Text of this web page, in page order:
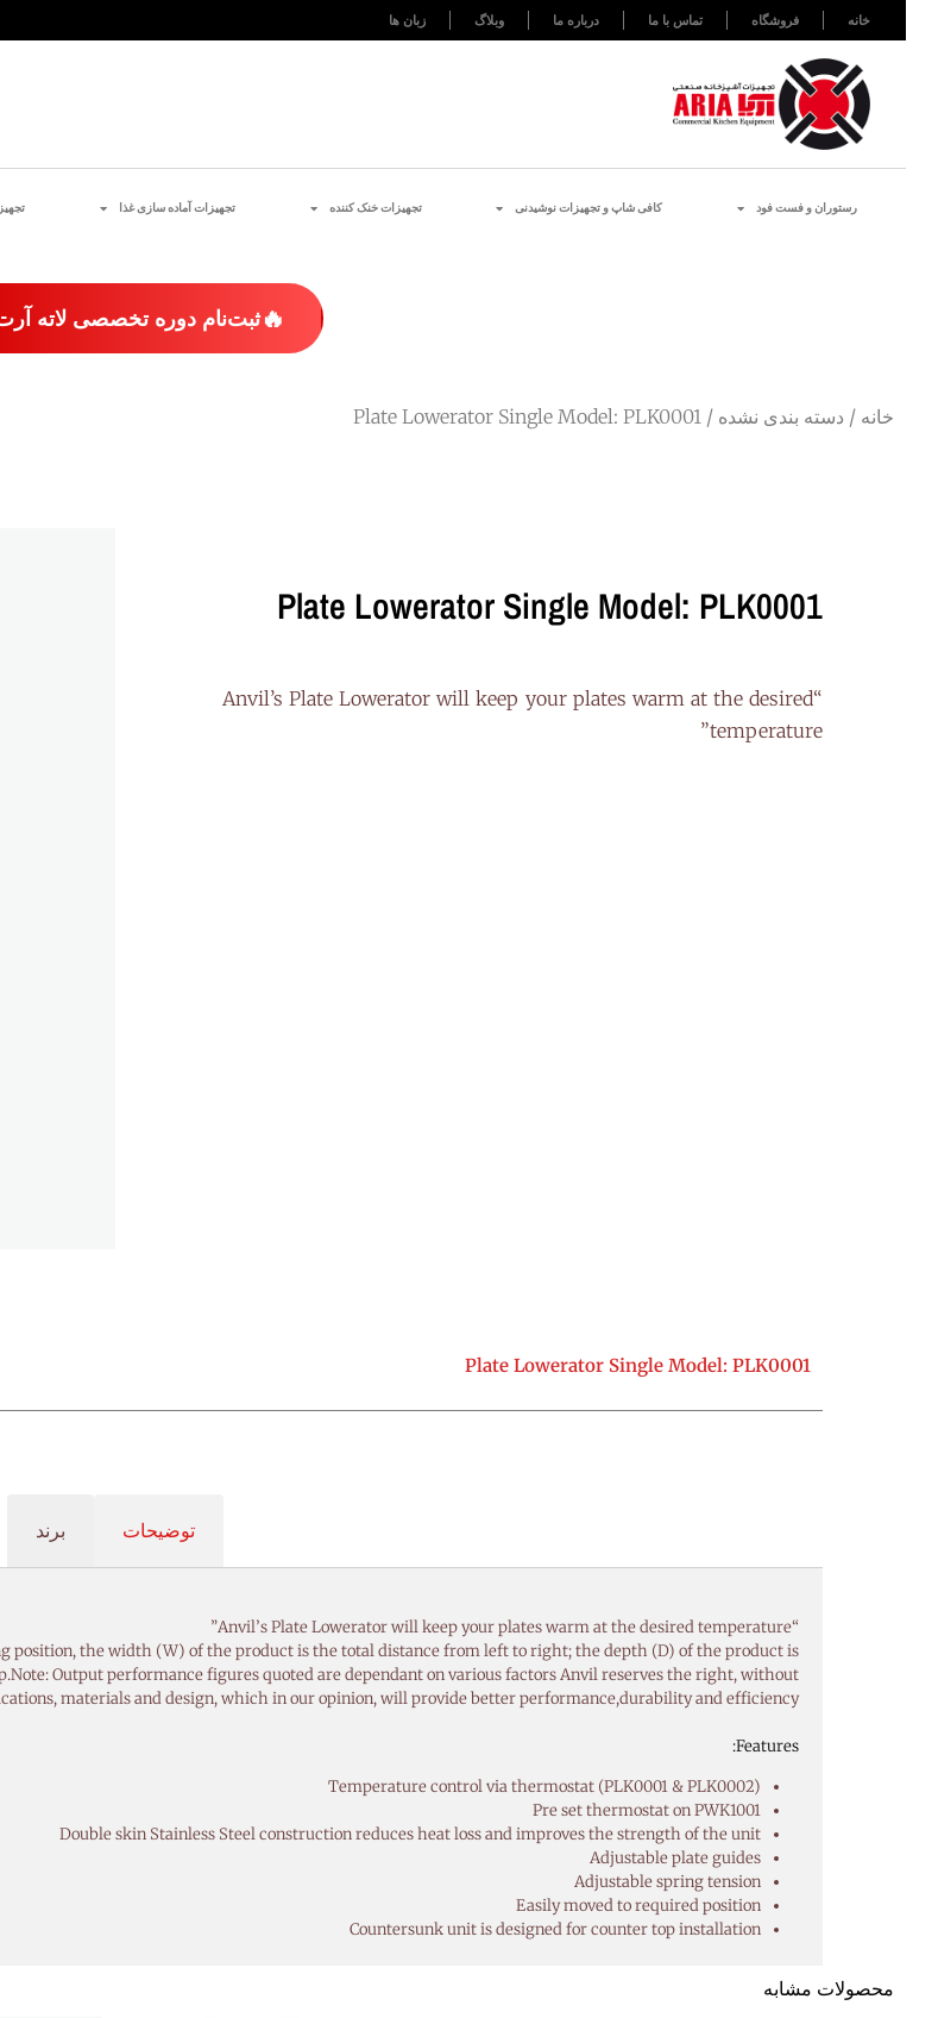
خانه فروشگاه تماس با ما درباره ما وبلاگ زبان ها
رستوران و فست فود کافی شاپ و تجهیزات نوشیدنی تجهیزات خنک کننده تجهیزات آماده سازی غذا
🔥ثبت‌نام دوره تخصصی لاته
خانه / دسته بندی نشده / Plate Lowerator Single Model: PLK0001
Plate Lowerator Single Model: PLK0001
“Anvil’s Plate Lowerator will keep your plates warm at the desired
temperature”
Plate Lowerator Single Model: PLK0001
توضیحات برند
“Anvil’s Plate Lowerator will keep your plates warm at the desired temperature”
position, the width (W) of the product is the total distance from left to right; the depth (D) of the product is
Output performance figures quoted are dependant on various factors Anvil reserves the right, without
materials and design, which in our opinion, will provide better performance,durability and efficiency.
Features:
Temperature control via thermostat (PLK0001 & PLK0002)
Pre set thermostat on PWK1001
Double skin Stainless Steel construction reduces heat loss and improves the strength of the unit
Adjustable plate guides
Adjustable spring tension
Easily moved to required position
Countersunk unit is designed for counter top installation
محصولات مشابه